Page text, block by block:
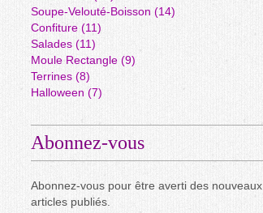
Soupe-Velouté-Boisson (14)
Confiture (11)
Salades (11)
Moule Rectangle (9)
Terrines (8)
Halloween (7)
Abonnez-vous
Abonnez-vous pour être averti des nouveaux
articles publiés.